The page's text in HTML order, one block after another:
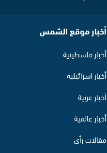
أخبار موقع الشمس
أخبار فلسطينية
أخبار اسرائيلية
أخبار عربية
أخبار عالمية
مقالات رأي